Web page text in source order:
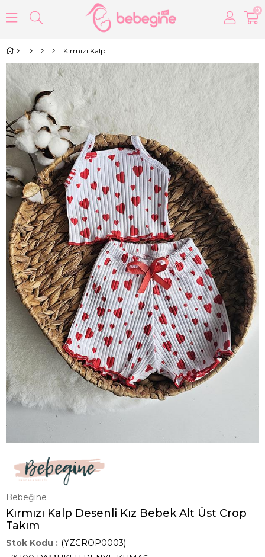
0
Kırmızı Kalp Desenli Kız Bebek Alt Üst Crop Takım
Bebeğine
Kırmızı Kalp Desenli Kız Bebek Alt Üst Crop
Takım
(YZCROP0003)